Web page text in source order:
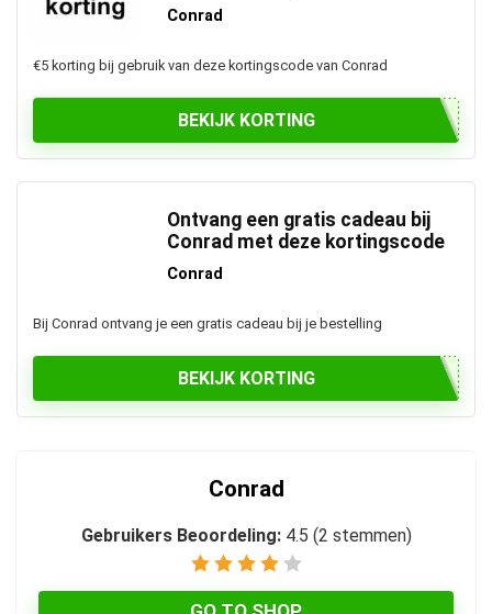
Conrad
€5 korting bij gebruik van deze kortingscode van Conrad
BEKIJK KORTING
Ontvang een gratis cadeau bij
Conrad met deze kortingscode
Conrad
Bij Conrad ontvang je een gratis cadeau bij je bestelling
BEKIJK KORTING
Conrad
Gebruikers Beoordeling: 4.5 (2 stemmen)